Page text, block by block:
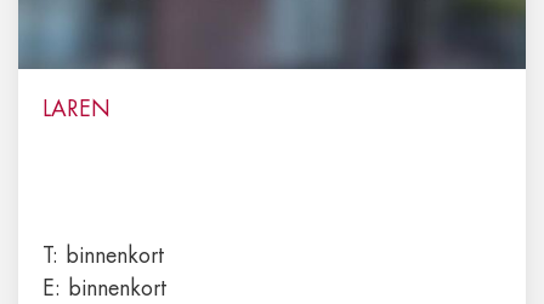
LAREN
T:
binnenkort
E:
binnenkort